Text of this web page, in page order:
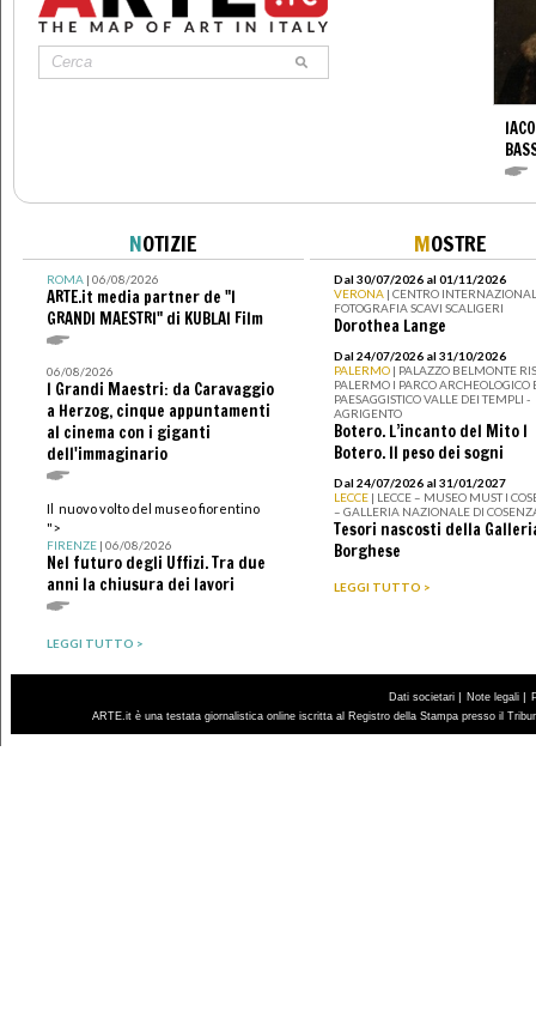
NOTIZIE
ROMA| 06/08/2026
ARTE.it media partner de "I
GRANDI MAESTRI" di KUBLAI Film
06/08/2026
I Grandi Maestri: da Caravaggio
a Herzog, cinque appuntamenti
al cinema con i giganti
dell'immaginario
Il nuovo volto del museo fiorentino
">
FIRENZE| 06/08/2026
Nel futuro degli Uffizi. Tra due
anni la chiusura dei lavori
LEGGI TUTTO >
MOSTRE
Dal 30/07/2026 al 01/11/2026
VERONA | CENTRO
FOTOGRAFIA SCAVI SCALIGERI
Dorothea Lange
Dal 24/07/2026 al 31/10/2026
PALERMO | PALAZZO BELMONTE
PALERMO I PARCO ARCHEOLOGICO
PAESAGGISTICO VALLE DEI TEMPLI -
AGRIGENTO
Botero. L’incanto del Mito I
Botero. Il peso dei sogni
Dal 24/07/2026 al 31/01/2027
LECCE | LECCE – MUSEO MUST I
– GALLERIA NAZIONALE DI
Tesori nascosti della
Borghese
LEGGI TUTTO >
Dati societari | Note legali |
ARTE.it è una testata giornalistica online iscritta al Registro della Stampa presso il